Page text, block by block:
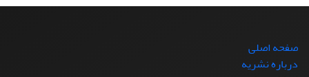
صفحه اصلی
درباره نشریه